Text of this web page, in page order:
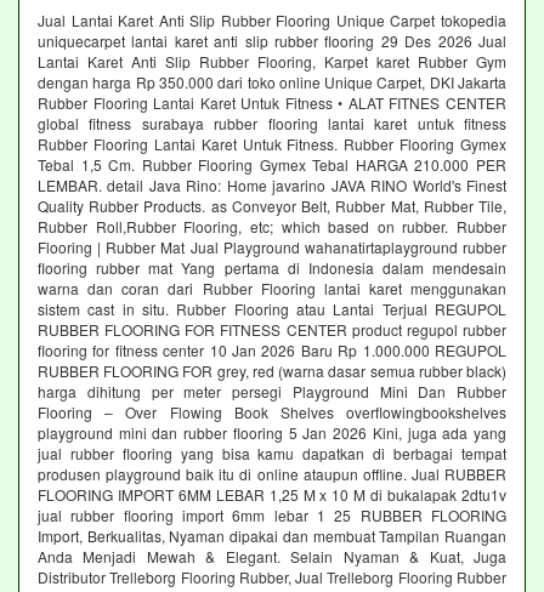
Jual Lantai Karet Anti Slip Rubber Flooring Unique Carpet tokopedia
uniquecarpet lantai karet anti slip rubber flooring 29 Des 2026 Jual
Lantai Karet Anti Slip Rubber Flooring, Karpet karet Rubber Gym
dengan harga Rp 350.000 dari toko online Unique Carpet, DKI Jakarta
Rubber Flooring Lantai Karet Untuk Fitness • ALAT FITNES CENTER
global fitness surabaya rubber flooring lantai karet untuk fitness
Rubber Flooring Lantai Karet Untuk Fitness. Rubber Flooring Gymex
Tebal 1,5 Cm. Rubber Flooring Gymex Tebal HARGA 210.000 PER
LEMBAR. detail Java Rino: Home javarino JAVA RINO World's Finest
Quality Rubber Products. as Conveyor Belt, Rubber Mat, Rubber Tile,
Rubber Roll,Rubber Flooring, etc; which based on rubber. Rubber
Flooring | Rubber Mat Jual Playground wahanatirtaplayground rubber
flooring rubber mat Yang pertama di Indonesia dalam mendesain
warna dan coran dari Rubber Flooring lantai karet menggunakan
sistem cast in situ. Rubber Flooring atau Lantai Terjual REGUPOL
RUBBER FLOORING FOR FITNESS CENTER product regupol rubber
flooring for fitness center 10 Jan 2026 Baru Rp 1.000.000 REGUPOL
RUBBER FLOORING FOR grey, red (warna dasar semua rubber black)
harga dihitung per meter persegi Playground Mini Dan Rubber
Flooring – Over Flowing Book Shelves overflowingbookshelves
playground mini dan rubber flooring 5 Jan 2026 Kini, juga ada yang
jual rubber flooring yang bisa kamu dapatkan di berbagai tempat
produsen playground baik itu di online ataupun offline. Jual RUBBER
FLOORING IMPORT 6MM LEBAR 1,25 M x 10 M di bukalapak 2dtu1v
jual rubber flooring import 6mm lebar 1 25 RUBBER FLOORING
Import, Berkualitas, Nyaman dipakai dan membuat Tampilan Ruangan
Anda Menjadi Mewah & Elegant. Selain Nyaman & Kuat, Juga
Distributor Trelleborg Flooring Rubber, Jual Trelleborg Flooring Rubber